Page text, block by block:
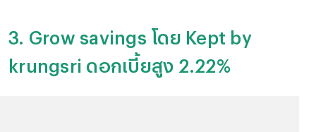
3. Grow savings โดย Kept by
krungsri ดอกเบี้ยสูง 2.22%